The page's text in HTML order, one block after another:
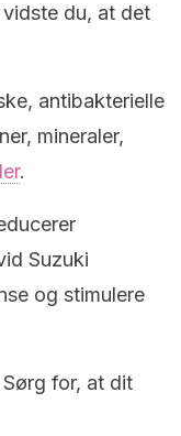
du, at det
antibakterielle
mineraler,
.
Suzuki
og stimulere
for, at dit